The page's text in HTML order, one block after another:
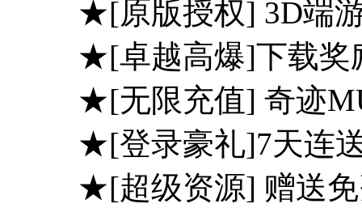
★[原版授权] 3D端
★[卓越高爆]下载奖
★[无限充值] 奇迹
★[登录豪礼]7天连
★[超级资源] 赠送免